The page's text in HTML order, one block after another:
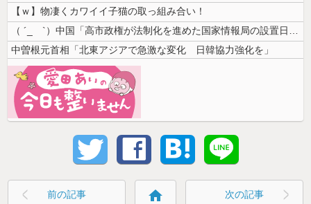
【ｗ】物凄くカワイイ子猫の取っ組み合い！
（ ´_ゝ`）中国「高市政権が法制化を進めた国家情報局の設置日が7月3...
中曽根元首相「北東アジアで急激な変化 日韓協力強化を」
前の記事 home 次の記事